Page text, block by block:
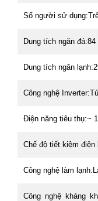
Số người sử
Dung tích ngăn
Dung tích ngăn
Công nghệ
Điện năng tiêu thụ:~
Chế độ tiết kiệm
Công nghệ làm
Công nghệ kháng